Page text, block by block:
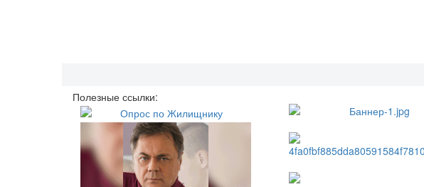
Полезные ссылки: